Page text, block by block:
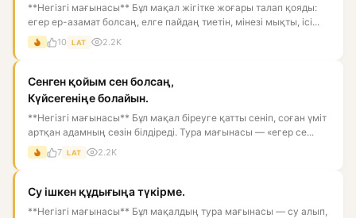
**Негізгі мағынасы** Бұл мақал жігітке жоғары талап қояды:
егер ер-азамат болсаң, елге пайдаң тиетін, мінезі мықты, ісі...
10 LAT 2.2K
Сенген қойым сен болсаң,
Күйсегеніңе болайын.
**Негізгі мағынасы** Бұл мақал біреуге қатты сеніп, соған үміт
артқан адамның сөзін білдіреді. Тура мағынасы — «егер се...
7 LAT 2.2K
Су ішкен құдығыңа түкірме.
**Негізгі мағынасы** Бұл мақалдың тура мағынасы — су алып,